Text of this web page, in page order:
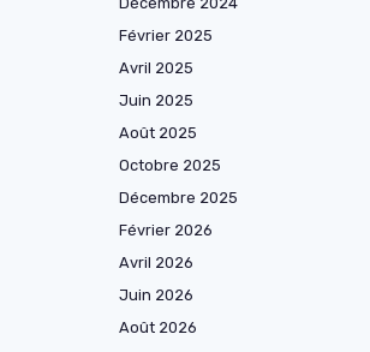
Février 2025
Avril 2025
Juin 2025
Août 2025
Octobre 2025
Décembre 2025
Février 2026
Avril 2026
Juin 2026
Août 2026